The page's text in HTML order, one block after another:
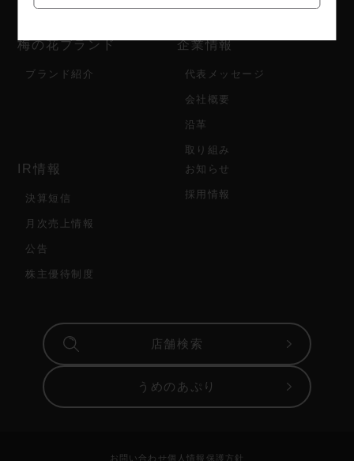
梅の花ブランド
ブランド紹介
企業情報
代表メッセージ
会社概要
沿革
取り組み
IR情報
決算短信
月次売上情報
公告
株主優待制度
お知らせ
採用情報
店舗検索
うめのあぷり
お問い合わせ 個人情報保護方針